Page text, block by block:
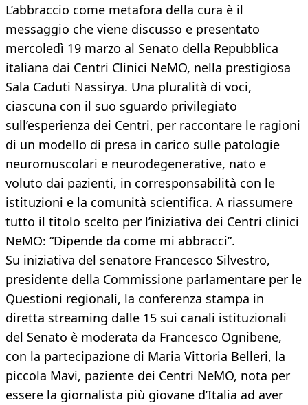
L’abbraccio come metafora della cura è il
messaggio che viene discusso e presentato
mercoledì 19 marzo al Senato della Repubblica
italiana dai Centri Clinici NeMO, nella prestigiosa
Sala Caduti Nassirya. Una pluralità di voci,
ciascuna con il suo sguardo privilegiato
sull’esperienza dei Centri, per raccontare le ragioni
di un modello di presa in carico sulle patologie
neuromuscolari e neurodegenerative, nato e
voluto dai pazienti, in corresponsabilità con le
istituzioni e la comunità scientifica. A riassumere
tutto il titolo scelto per l’iniziativa dei Centri clinici
NeMO: “Dipende da come mi abbracci”.
Su iniziativa del senatore Francesco Silvestro,
presidente della Commissione parlamentare per le
Questioni regionali, la conferenza stampa in
diretta streaming dalle 15 sui canali istituzionali
del Senato è moderata da Francesco Ognibene,
con la partecipazione di Maria Vittoria Belleri, la
piccola Mavi, paziente dei Centri NeMO, nota per
essere la giornalista più giovane d’Italia ad aver